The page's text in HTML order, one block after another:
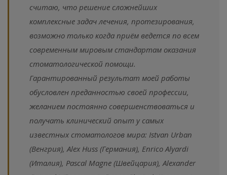
считаю, что решение сложнейших
комплексные задач лечения, протезирования,
возможно только когда приём ведется по всем
современным мировым стандартам оказания
стоматологической помощи.
Гарантированный результат моей работы
обусловлен преданностью своей профессии,
желанием постоянно совершенствоваться и
получать клинический опыт у самых
известных стоматологов мира: Istvan Urban
(Венгрия), Alex Huss (Германия), Enrico Аlyardi
(Италия), Pascal Magne (Швейцария), Alexander